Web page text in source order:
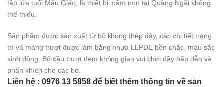
tập lứa tuổi Mẫu Giáo, là thiết bị mầm non tại Quảng Ngãi không
thể thiếu.
Sản phẩm được sản xuất từ bộ khung thép dày, các chi tiết trang
trí và máng trượt được làm bằng nhựa LLPDE bền chắc, màu sắc
sinh động. Bộ cầu trượt đem không gian vui chơi đầy hấp dẫn và
phấn khích cho các bé.
Liên hệ : 0976 13 5858 để biết thêm thông tin về sản